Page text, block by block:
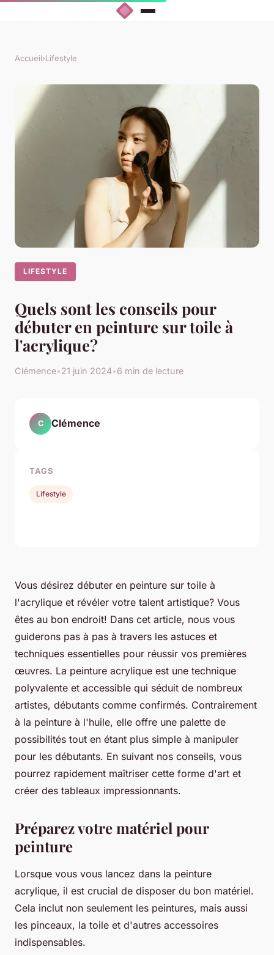
Accueil›Lifestyle
LIFESTYLE
Quels sont les conseils pour
débuter en peinture sur toile à
l'acrylique?
Clémence•21 juin 2024•6 min de lecture
Vous désirez débuter en peinture sur toile à
l'acrylique et révéler votre talent artistique? Vous
êtes au bon endroit! Dans cet article, nous vous
guiderons pas à pas à travers les astuces et
techniques essentielles pour réussir vos premières
œuvres. La peinture acrylique est une technique
polyvalente et accessible qui séduit de nombreux
artistes, débutants comme confirmés. Contrairement
à la peinture à l'huile, elle offre une palette de
possibilités tout en étant plus simple à manipuler
pour les débutants. En suivant nos conseils, vous
pourrez rapidement maîtriser cette forme d'art et
créer des tableaux impressionnants.
Préparez votre matériel pour
peinture
Lorsque vous vous lancez dans la peinture
acrylique, il est crucial de disposer du bon matériel.
Cela inclut non seulement les peintures, mais aussi
les pinceaux, la toile et d'autres accessoires
indispensables.
C Clémence
TAGS
Lifestyle